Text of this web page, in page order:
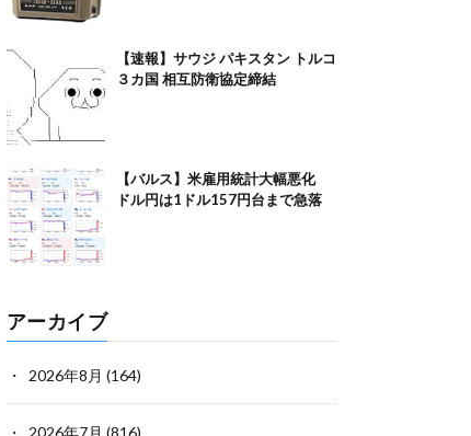
【速報】サウジ パキスタン トルコ
３カ国 相互防衛協定締結
【バルス】米雇用統計大幅悪化
ドル円は1ドル157円台まで急落
アーカイブ
2026年8月 (164)